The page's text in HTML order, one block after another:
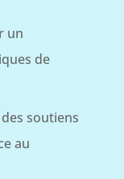
un
de
soutiens
au